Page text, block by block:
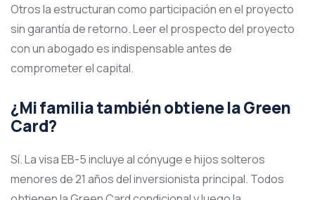
Otros la estructuran como participación en el proyecto
sin garantía de retorno. Leer el prospecto del proyecto
con un abogado es indispensable antes de
comprometer el capital.
¿Mi familia también obtiene la Green
Card?
Sí. La visa EB-5 incluye al cónyuge e hijos solteros
menores de 21 años del inversionista principal. Todos